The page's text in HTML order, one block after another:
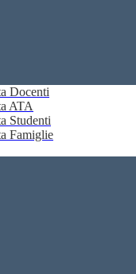
Docenti
ATA
Studenti
Famiglie